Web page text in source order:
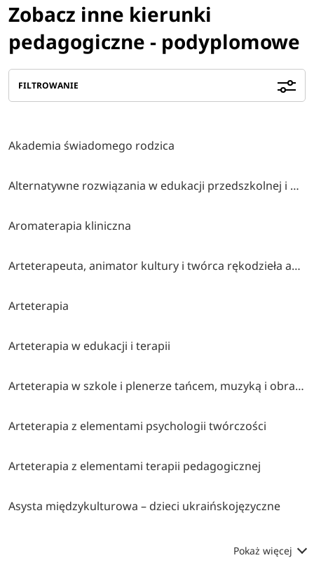
Zobacz inne kierunki
pedagogiczne - podyplomowe
FILTROWANIE
Akademia świadomego rodzica
Alternatywne rozwiązania w edukacji przedszkolnej i wczesnoszkolnej
Aromaterapia kliniczna
Arteterapeuta, animator kultury i twórca rękodzieła artystycznego
Arteterapia
Arteterapia w edukacji i terapii
Arteterapia w szkole i plenerze tańcem, muzyką i obrazem malowana (współorganizatorzy stowarzyszenie twórcze brzózki, cen bydgoszcz, klub myśli twórczej akp bydgoszcz)
Arteterapia z elementami psychologii twórczości
Arteterapia z elementami terapii pedagogicznej
Asysta międzykulturowa – dzieci ukraińskojęzyczne
Pokaż więcej